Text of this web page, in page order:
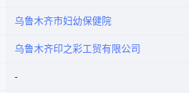
乌鲁木齐市妇幼保健院
乌鲁木齐印之彩工贸有限公司